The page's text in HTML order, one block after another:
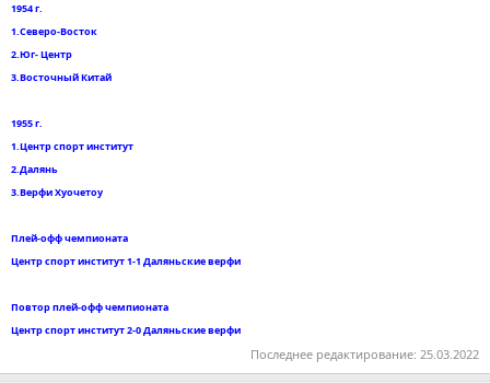
1954 г.
1.Северо-Восток
2.Юг- Центр
3.Восточный Китай
1955 г.
1.Центр спорт институт
2.Далянь
3.Верфи Хуочетоу
Плей-офф чемпионата
Центр спорт институт 1-1 Даляньские верфи
Повтор плей-офф чемпионата
Центр спорт институт 2-0 Даляньские верфи
Последнее редактирование: 25.03.2022